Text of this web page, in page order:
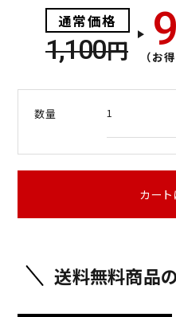
通常価格
1,100円 （お
数量 1
カート
送料無料商品